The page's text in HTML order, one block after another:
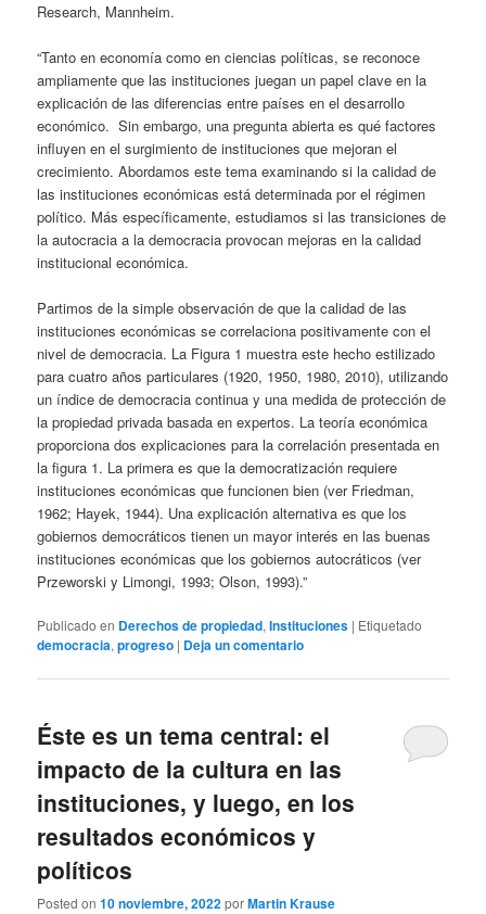
Research, Mannheim.
“Tanto en economía como en ciencias políticas, se reconoce
ampliamente que las instituciones juegan un papel clave en la
explicación de las diferencias entre países en el desarrollo
económico. Sin embargo, una pregunta abierta es qué factores
influyen en el surgimiento de instituciones que mejoran el
crecimiento. Abordamos este tema examinando si la calidad de
las instituciones económicas está determinada por el régimen
político. Más específicamente, estudiamos si las transiciones de
la autocracia a la democracia provocan mejoras en la calidad
institucional económica.
Partimos de la simple observación de que la calidad de las
instituciones económicas se correlaciona positivamente con el
nivel de democracia. La Figura 1 muestra este hecho estilizado
para cuatro años particulares (1920, 1950, 1980, 2010), utilizando
un índice de democracia continua y una medida de protección de
la propiedad privada basada en expertos. La teoría económica
proporciona dos explicaciones para la correlación presentada en
la figura 1. La primera es que la democratización requiere
instituciones económicas que funcionen bien (ver Friedman,
1962; Hayek, 1944). Una explicación alternativa es que los
gobiernos democráticos tienen un mayor interés en las buenas
instituciones económicas que los gobiernos autocráticos (ver
Przeworski y Limongi, 1993; Olson, 1993).”
Publicado en Derechos de propiedad,Instituciones | Etiquetado
democracia,progreso | Deja un comentario
Éste es un tema central: el
impacto de la cultura en las
instituciones, y luego, en los
resultados económicos y
políticos
Posted on10 noviembre, 2022porMartin Krause